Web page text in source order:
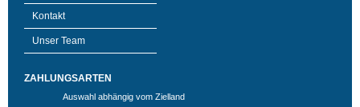
Kontakt
Unser Team
ZAHLUNGSARTEN
Auswahl abhängig vom Zielland